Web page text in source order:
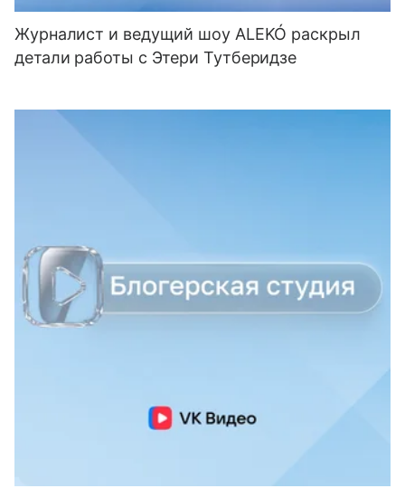
Журналист и ведущий шоу ALEKÓ раскрыл
детали работы с Этери Тутберидзе